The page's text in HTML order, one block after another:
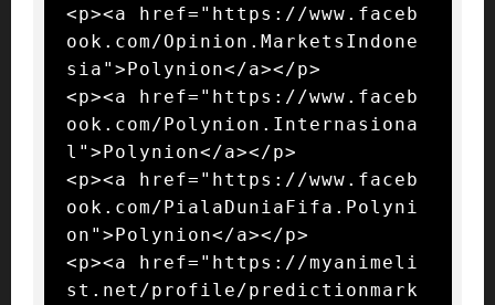
<p><a href="https://www.faceb
ook.com/Opinion.MarketsIndone
sia">Polynion</a></p>
<p><a href="https://www.faceb
ook.com/Polynion.Internasiona
l">Polynion</a></p>
<p><a href="https://www.faceb
ook.com/PialaDuniaFifa.Polyni
on">Polynion</a></p>
<p><a href="https://myanimeli
st.net/profile/predictionmark